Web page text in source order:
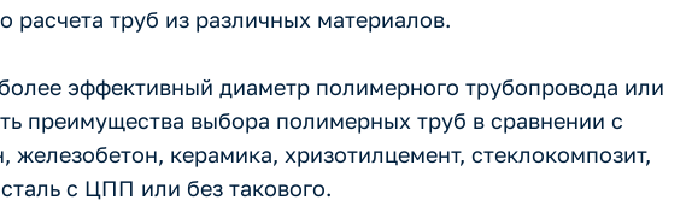
расчета труб из различных материалов.
эффективный диаметр полимерного трубопровода или
преимущества выбора полимерных труб в сравнении с
керамика, хризотилцемент, стеклокомпозит,
с ЦПП или без такового.